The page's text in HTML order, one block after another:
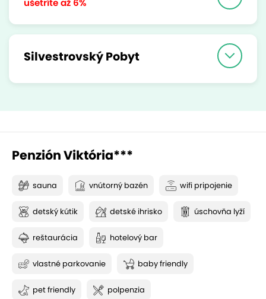
ušetríteaž 6%
Silvestrovský Pobyt
Penzión Viktória***
sauna vnútorný bazén wifi pripojenie
detský kútik detské ihrisko úschovňa lyží
reštaurácia hotelový bar
vlastné parkovanie baby friendly
pet friendly polpenzia